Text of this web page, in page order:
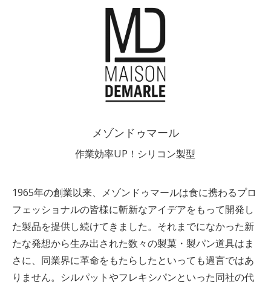
メゾンドゥマール
作業効率UP！シリコン製型
1965年の創業以来、メゾンドゥマールは食に携わるプロ
フェッショナルの皆様に斬新なアイデアをもって開発し
た製品を提供し続けてきました。それまでになかった新
たな発想から生み出された数々の製菓・製パン道具はま
さに、同業界に革命をもたらしたといっても過言ではあ
りません。シルパットやフレキシパンといった同社の代